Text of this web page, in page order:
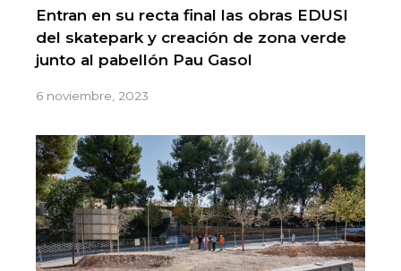
Entran en su recta final las obras EDUSI
del skatepark y creación de zona verde
junto al pabellón Pau Gasol
6 noviembre, 2023